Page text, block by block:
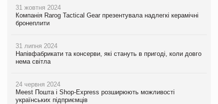
31 жовтня 2024
Компанія Rarog Tactical Gear презентувала надлегкі керамічні
бронеплити
31 липня 2024
Напівфабрикати та консерви, які стануть в пригоді, коли довго
нема світла
24 червня 2024
Meest Пошта і Shop-Express розширюють можливості
українських підприємців